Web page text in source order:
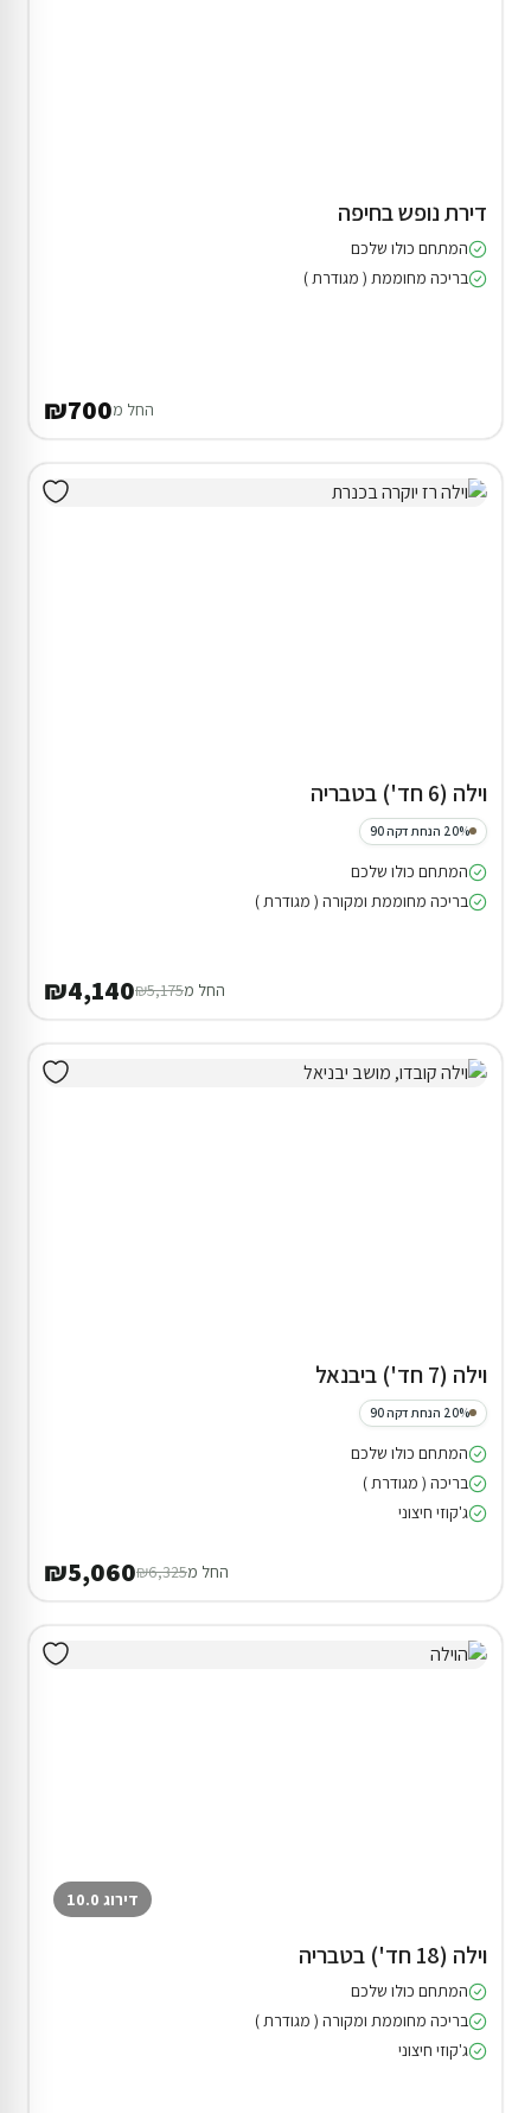
דירת נופש בחיפה
המתחם כולו שלכם
בריכה מחוממת ( מגודרת )
החל מ₪700
וילה (6 חד') בטבריה
20% הנחת דקה 90
המתחם כולו שלכם
בריכה מחוממת ומקורה ( מגודרת )
החל מ₪5,175
₪4,140
וילה (7 חד') ביבנאל
20% הנחת דקה 90
המתחם כולו שלכם
בריכה ( מגודרת )
ג'קוזי חיצוני
החל מ₪6,325
₪5,060
דירוג 10.0
וילה (18 חד') בטבריה
המתחם כולו שלכם
בריכה מחוממת ומקורה ( מגודרת )
ג'קוזי חיצוני